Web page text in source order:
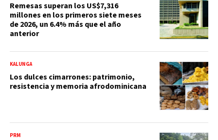
Remesas superan los US$7,316
millones en los primeros siete meses
de 2026, un 6.4% más que el año
anterior
KALUNGA
Los dulces cimarrones: patrimonio,
resistencia y memoria afrodominicana
PRM